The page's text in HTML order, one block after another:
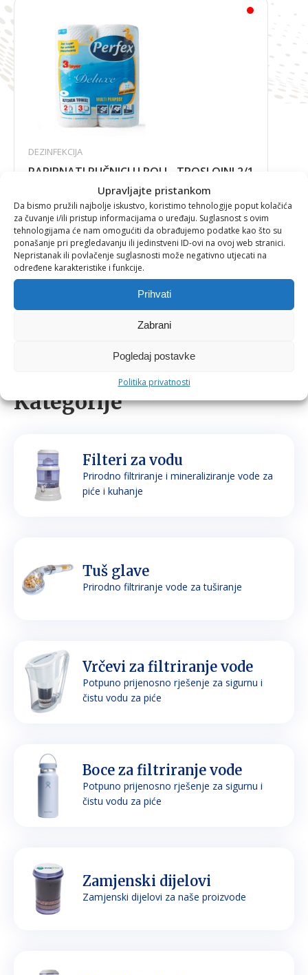
Upravljajte pristankom
Da bismo pružili najbolje iskustvo, koristimo tehnologije poput kolačića
za čuvanje i/ili pristup informacijama o uređaju. Suglasnost s ovim
tehnologijama će nam omogućiti da obrađujemo podatke kao što su
ponašanje pri pregledavanju ili jedinstveni ID-ovi na ovoj web stranici.
Nepristanak ili povlačenje suglasnosti može negativno utjecati na
određene karakteristike i funkcije.
Prihvati
Zabrani
Pogledaj postavke
Politika privatnosti
Kategorije
Filteri za vodu
Prirodno filtriranje i mineraliziranje vode za
piće i kuhanje
Tuš glave
Prirodno filtriranje vode za tuširanje
Vrčevi za filtriranje vode
Potpuno prijenosno rješenje za sigurnu i
čistu vodu za piće
Boce za filtriranje vode
Potpuno prijenosno rješenje za sigurnu i
čistu vodu za piće
Zamjenski dijelovi
Zamjenski dijelovi za naše proizvode
1,80€
DEZINFEKCIJA
PAPIRNATI RUČNICI U ROLI - TROSLOJNI 2/1